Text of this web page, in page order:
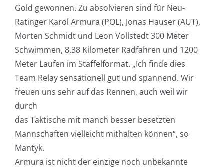
Gold gewonnen. Zu absolvieren sind für Neu-
Ratinger Karol Armura (POL), Jonas Hauser (AUT),
Morten Schmidt und Leon Vollstedt 300 Meter
Schwimmen, 8,38 Kilometer Radfahren und 1200
Meter Laufen im Staffelformat. „Ich finde dies
Team Relay sensationell gut und spannend. Wir
freuen uns sehr auf das Rennen, auch weil wir
durch
das Taktische mit manch besser besetzten
Mannschaften vielleicht mithalten können“, so
Mantyk.
Armura ist nicht der einzige noch unbekannte